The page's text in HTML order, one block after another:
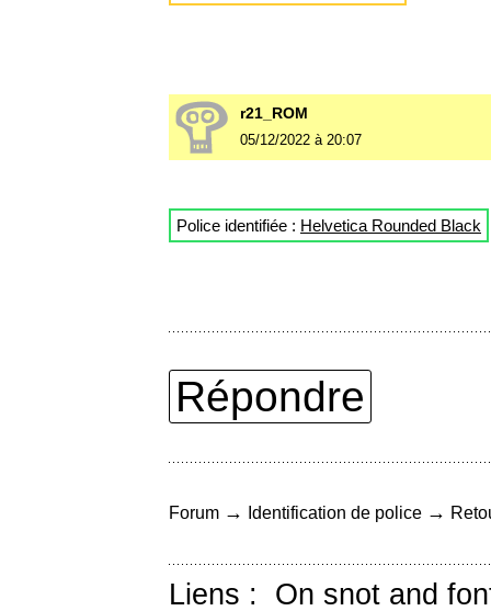
r21_ROM
05/12/2022 à 20:07
Police identifiée : Helvetica Rounded Black
Répondre
Forum → Identification de police →
Liens : On snot and